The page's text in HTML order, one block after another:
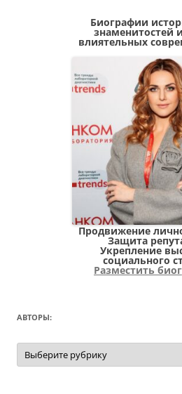
Биографии
знаменитостей
влиятельных
Продвижение
Защита
Укрепление
социального
Разместить
АВТОРЫ:
Авторы: